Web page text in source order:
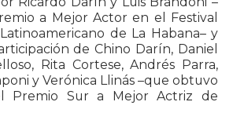
a Mejor Actor en el Festival
de La Habana– y
de Chino Darín, Daniel
Rita Cortese, Andrés Parra,
y Verónica Llinás –que obtuvo
Premio Sur a Mejor Actriz de